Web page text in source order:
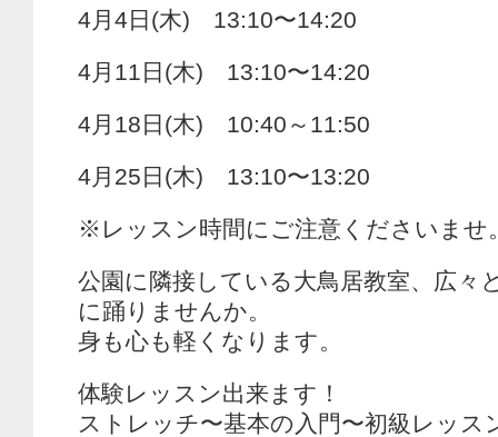
4月4日(木) 13:10〜14:20
4月11日(木) 13:10〜14:20
4月18日(木) 10:40～11:50
4月25日(木) 13:10〜13:20
※レッスン時間にご注意くださいませ
公園に隣接している大鳥居教室、広々
に踊りませんか。
身も心も軽くなります。
体験レッスン出来ます！
ストレッチ〜基本の入門〜初級レッス